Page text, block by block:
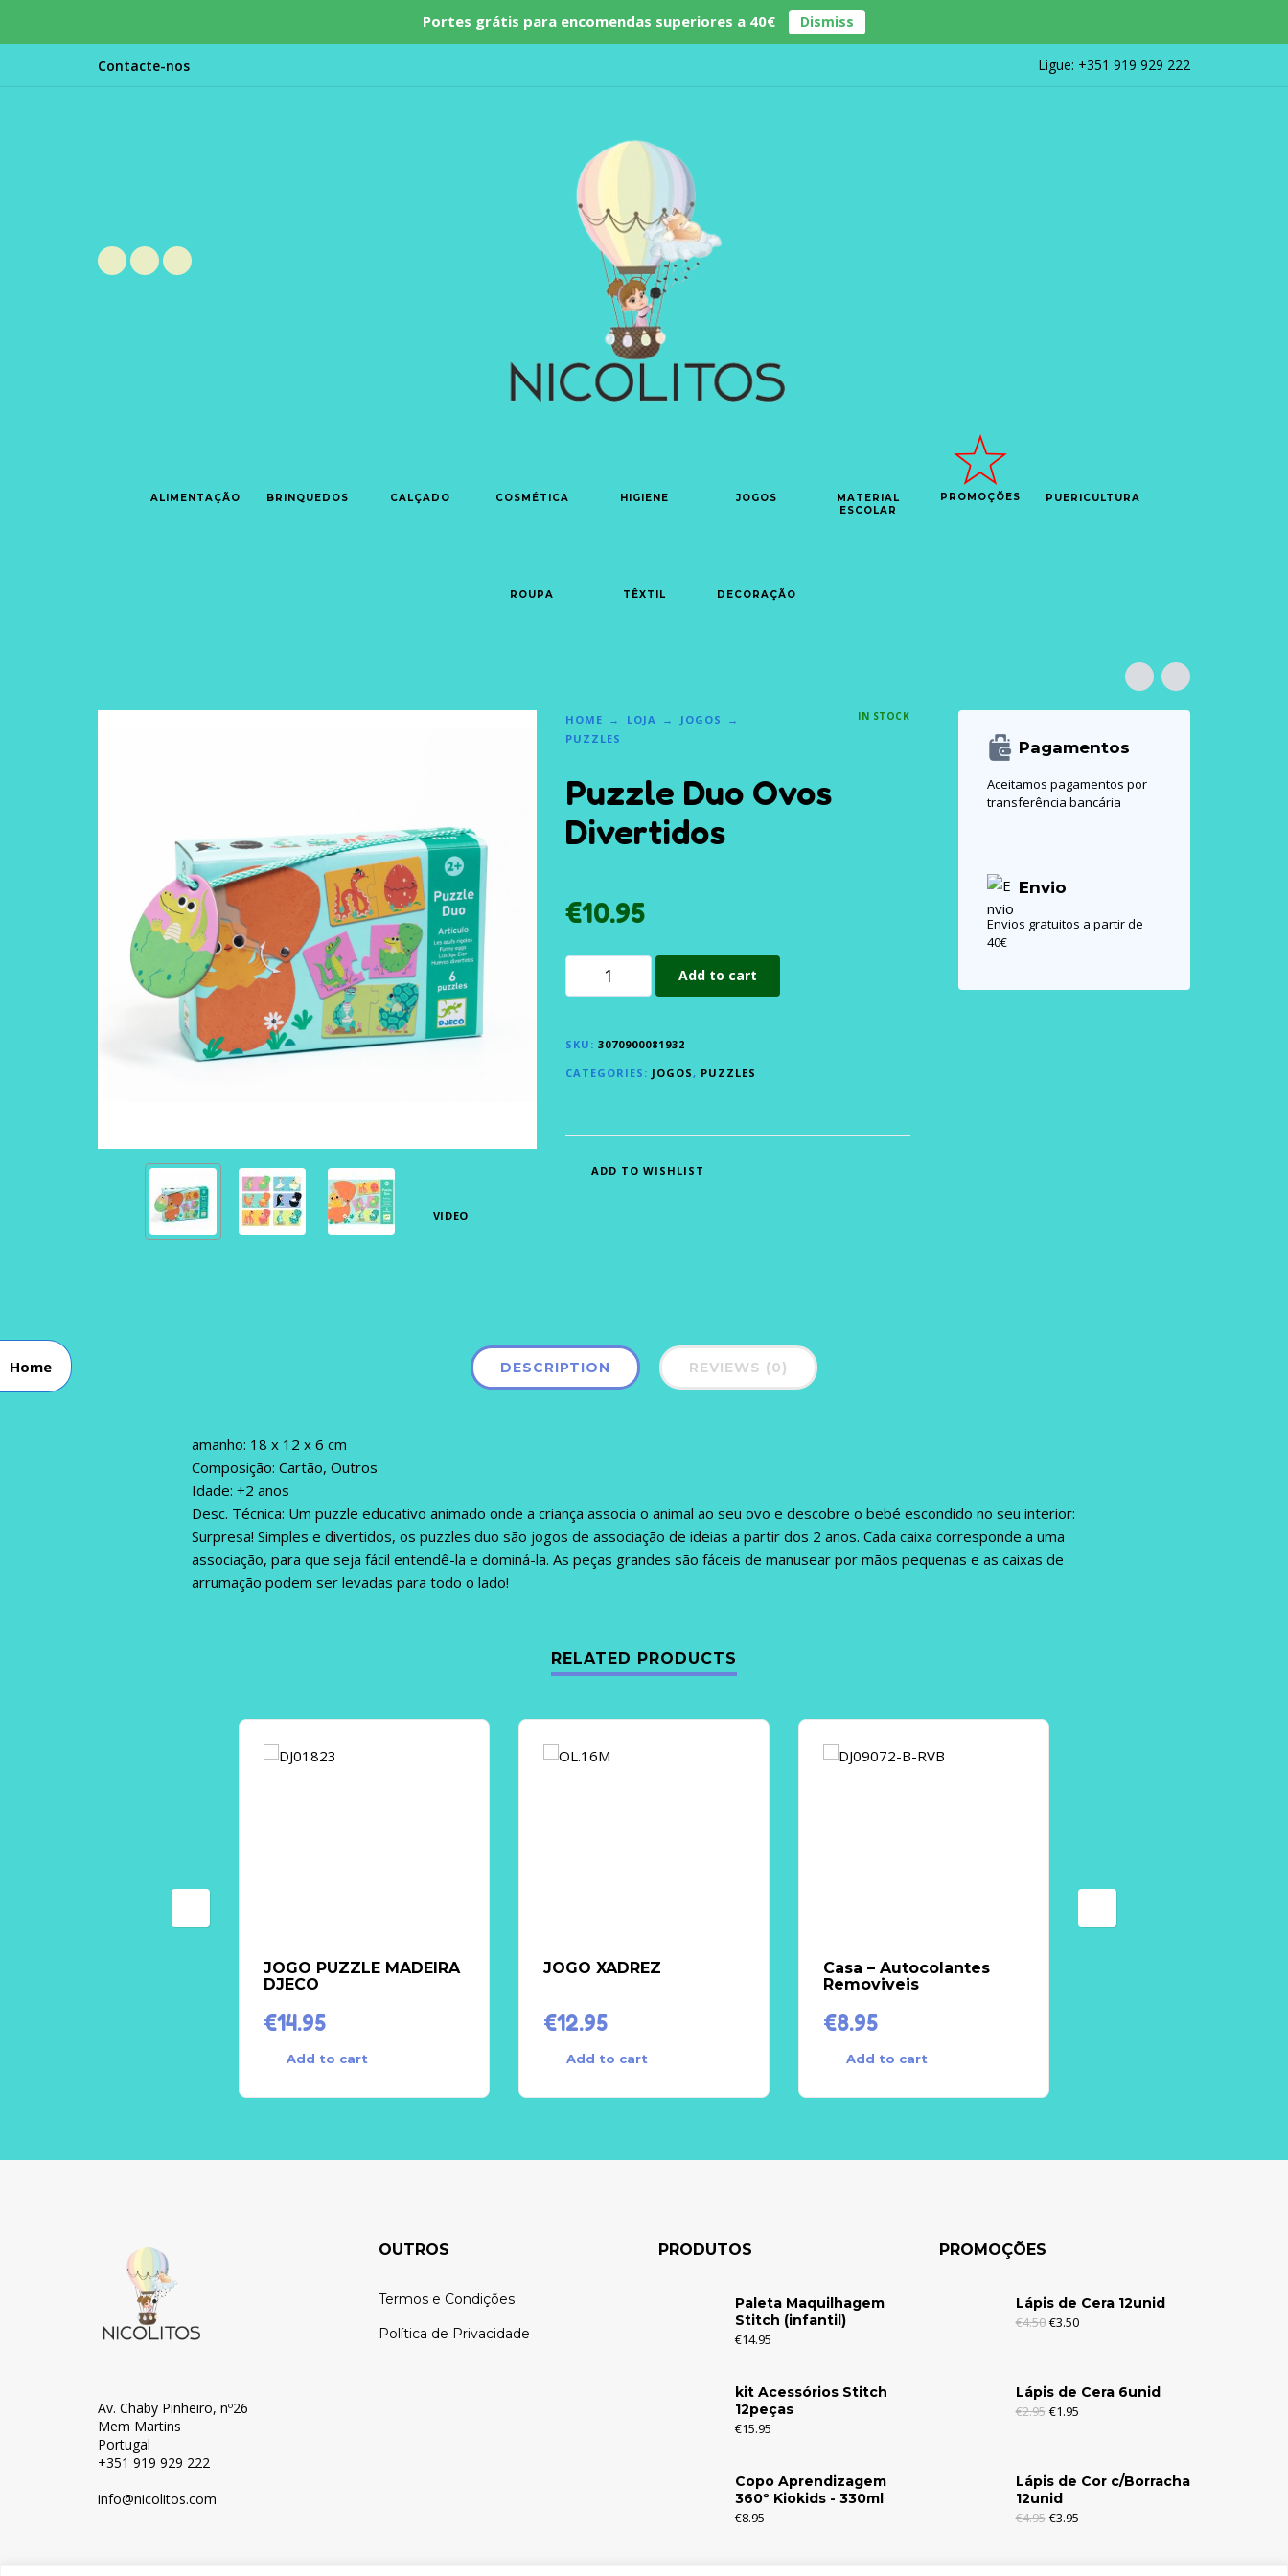
Portes grátis para encomendas superiores a 40€ Dismiss
Contacte-nos Ligue: +351 919 929 222
ALIMENTAÇÃO BRINQUEDOS CALÇADO COSMÉTICA HIGIENE JOGOS
MATERIAL
ESCOLAR
PROMOÇÕES PUERICULTURA
ROUPA TÊXTIL DECORAÇÃO
VIDEO
HOME LOJA
JOGOS
PUZZLES
IN STOCK
Puzzle Duo Ovos
Divertidos
€10.95
Add to cart
SKU: 3070900081932
CATEGORIES: JOGOS , PUZZLES
ADD TO WISHLIST
Pagamentos
Aceitamos pagamentos por
transferência bancária
Envio
Envios gratuitos a partir de
40€
DESCRIPTION REVIEWS (0)
amanho: 18 x 12 x 6 cm
Composição: Cartão, Outros
Idade: +2 anos
Desc. Técnica: Um puzzle educativo animado onde a criança associa o animal ao seu ovo e descobre o bebé escondido no seu interior:
Surpresa! Simples e divertidos, os puzzles duo são jogos de associação de ideias a partir dos 2 anos. Cada caixa corresponde a uma
associação, para que seja fácil entendê-la e dominá-la. As peças grandes são fáceis de manusear por mãos pequenas e as caixas de
arrumação podem ser levadas para todo o lado!
RELATED PRODUCTS
JOGO PUZZLE MADEIRA
DJECO
€14.95
Add to cart
JOGO XADREZ
€12.95
Add to cart
Casa – Autocolantes
Removiveis
€8.95
Add to cart
Home
Av. Chaby Pinheiro, nº26
Mem Martins
Portugal
+351 919 929 222
info@nicolitos.com
OUTROS
Termos e Condições
Política de Privacidade
PRODUTOS
Paleta Maquilhagem
Stitch (infantil)
€14.95
kit Acessórios Stitch
12peças
€15.95
Copo Aprendizagem
360º Kiokids - 330ml
€8.95
PROMOÇÕES
Lápis de Cera 12unid
€4.50 €3.50
Lápis de Cera 6unid
€2.95 €1.95
Lápis de Cor c/Borracha
12unid
€4.95 €3.95